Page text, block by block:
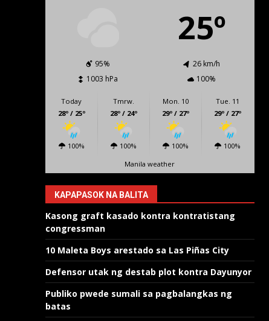
25º
95%
26 km/h
1003 hPa
100%
Today
28º / 25º
100%
Tmrw.
28º / 24º
100%
Mon. 10
29º / 27º
100%
Tue. 11
29º / 27º
100%
Manila weather
KAPAPASOK NA BALITA
Kasong graft kasado kontra kontratistang
congressman
10 Maleta Boys arestado sa Las Piñas City
Defensor utak ng destab plot kontra Dayunyor
Publiko pwede sumali sa pagbalangkas ng
batas